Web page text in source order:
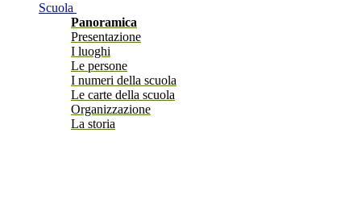
Scuola
Panoramica
Presentazione
I luoghi
Le persone
I numeri della scuola
Le carte della scuola
Organizzazione
La storia